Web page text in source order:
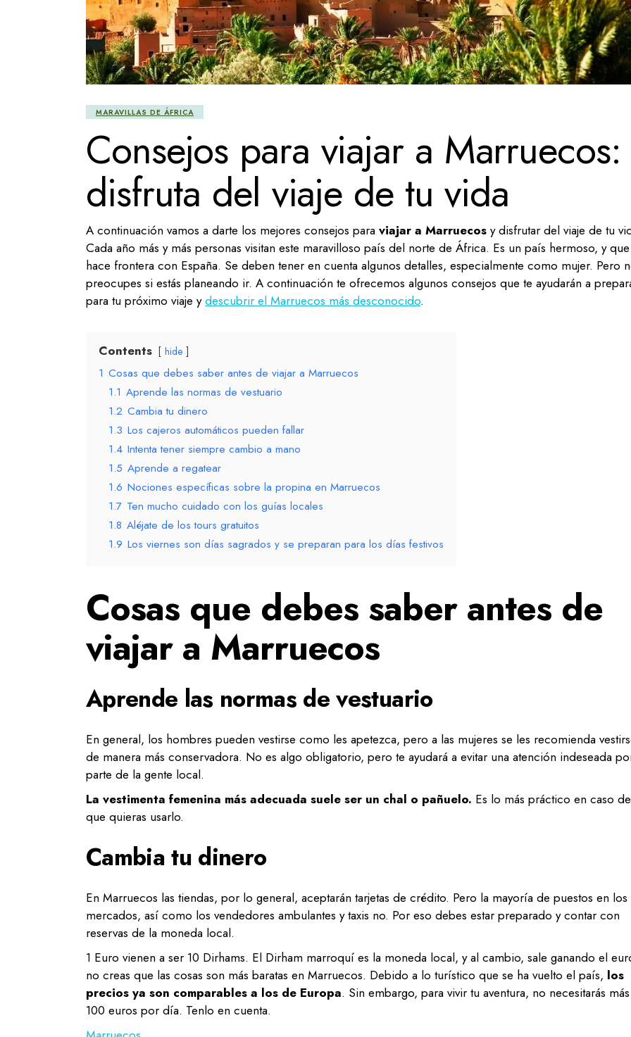
MARAVILLAS DE ÁFRICA
Consejos para viajar a Marruecos:
disfruta del viaje de tu vida
A continuación vamos a darte los mejores consejos para viajar a Marruecos y disfrutar del viaje de tu
Cada año más y más personas visitan este maravilloso país del norte de África. Es un país hermoso, y que
hace frontera con España. Se deben tener en cuenta algunos detalles, especialmente como mujer. Pero
preocupes si estás planeando ir. A continuación te ofrecemos algunos consejos que te ayudarán a
para tu próximo viaje ydescubrir el Marruecos más desconocido.
Contents hide
1 Cosas que debes saber antes de viajar a Marruecos
1.1 Aprende las normas de vestuario
1.2 Cambia tu dinero
1.3 Los cajeros automáticos pueden fallar
1.4 Intenta tener siempre cambio a mano
1.5 Aprende a regatear
1.6 Nociones específicas sobre la propina en Marruecos
1.7 Ten mucho cuidado con los guías locales
1.8 Aléjate de los tours gratuitos
1.9 Los viernes son días sagrados y se preparan para los días festivos
Cosas que debes saber antes de
viajar a Marruecos
Aprende las normas de vestuario
En general, los hombres pueden vestirse como les apetezca, pero a las mujeres se les recomienda
de manera más conservadora. No es algo obligatorio, pero te ayudará a evitar una atención indeseada
parte de la gente local.
La vestimenta femenina más adecuada suele ser un chal o pañuelo. Es lo más práctico en caso de
que quieras usarlo.
Cambia tu dinero
En Marruecos las tiendas, por lo general, aceptarán tarjetas de crédito. Pero la mayoría de puestos en los
mercados, así como los vendedores ambulantes y taxis no. Por eso debes estar preparado y contar con
reservas de la moneda local.
1 Euro vienen a ser 10 Dirhams. El Dirham marroquí es la moneda local, y al cambio, sale ganando el
no creas que las cosas son más baratas en Marruecos. Debido a lo turístico que se ha vuelto el país, los
precios ya son comparables a los de Europa. Sin embargo, para vivir tu aventura, no necesitarás
100 euros por día. Tenlo en cuenta.